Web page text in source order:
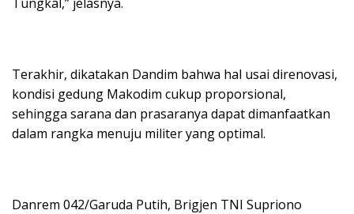
Terakhir, dikatakan Dandim bahwa hal usai direnovasi,
kondisi gedung Makodim cukup proporsional,
sehingga sarana dan prasaranya dapat dimanfaatkan
dalam rangka menuju militer yang optimal.
Danrem 042/Garuda Putih, Brigjen TNI Supriono